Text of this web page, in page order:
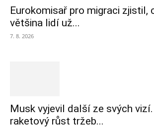
Eurokomisař pro migraci zjistil,
většina lidí už...
7. 8. 2026
Musk vyjevil další ze svých
raketový růst tržeb...